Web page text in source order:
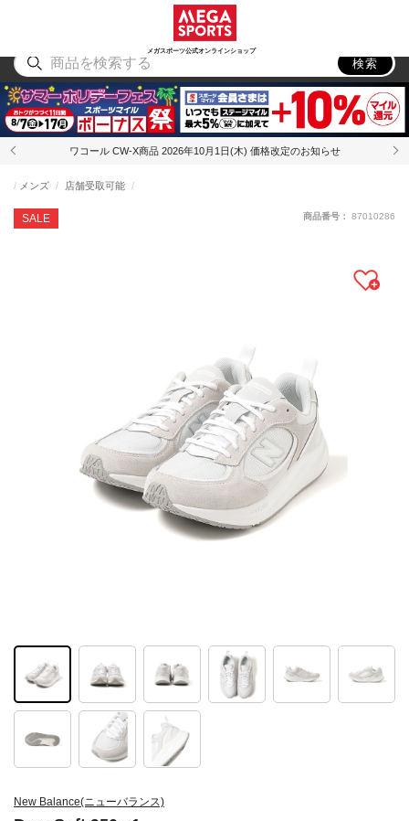
メガスポーツ公式オンラインショップ
アウトドア
検索
ワコール CW-X商品 2026年10月1日(木) 価格改定のお知らせ
New Balance(ニューバランス)
SALE
メンズ 店舗受取可能
商品番号： 87010286